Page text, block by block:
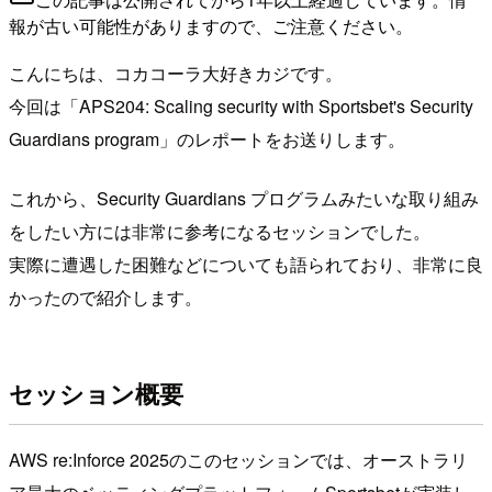
報が古い可能性がありますので、ご注意ください。
こんにちは、コカコーラ大好きカジです。
今回は「APS204: Scaling security with Sportsbet's Security
Guardians program」のレポートをお送りします。
これから、Security Guardians プログラムみたいな取り組み
をしたい方には非常に参考になるセッションでした。
実際に遭遇した困難などについても語られており、非常に良
かったので紹介します。
セッション概要
AWS re:Inforce 2025のこのセッションでは、オーストラリ